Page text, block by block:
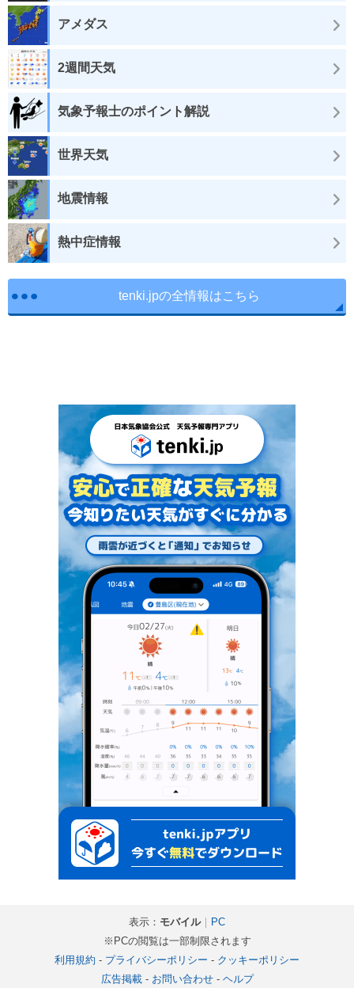
アメダス
2週間天気
気象予報士のポイント解説
世界天気
地震情報
熱中症情報
tenki.jpの全情報はこちら
表示： モバイル｜ PC
※PCの閲覧は一部制限されます
利用規約 - プライバシーポリシー - クッキーポリシー
広告掲載- お問い合わせ- ヘルプ